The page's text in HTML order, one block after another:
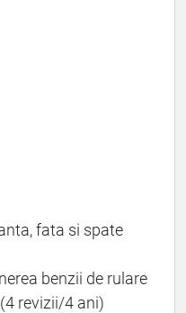
fata si spate
benzii de rulare
revizii/4 ani)